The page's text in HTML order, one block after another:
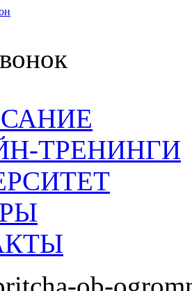
ТРЕНИНГИ